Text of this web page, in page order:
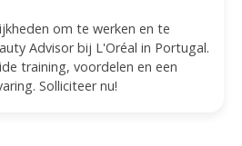
om te werken en te
Advisor bij L'Oréal in Portugal.
training, voordelen en een
Solliciteer nu!